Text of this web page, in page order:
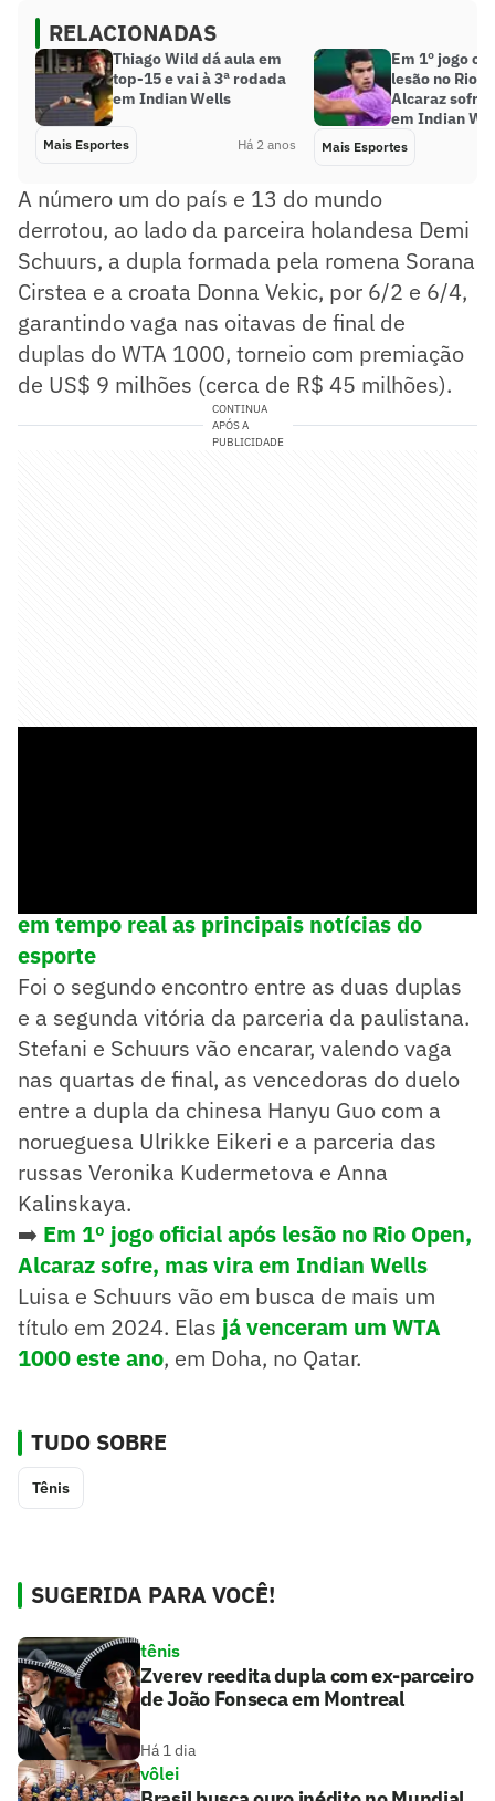
RELACIONADAS
Thiago Wild dá aula em
top-15 e vai à 3ª rodada
em Indian Wells
Mais Esportes Há 2 anos
Em 1º jogo
lesão no Rio
Alcaraz
em Indian
Mais Esportes
A número um do país e 13 do mundo
derrotou, ao lado da parceira holandesa Demi
Schuurs, a dupla formada pela romena Sorana
Cirstea e a croata Donna Vekic, por 6/2 e 6/4,
garantindo vaga nas oitavas de final de
duplas do WTA 1000, torneio com premiação
de US$ 9 milhões (cerca de R$ 45 milhões).
CONTINUA
APÓS A
PUBLICIDADE
em tempo real as principais notícias do
esporte
Foi o segundo encontro entre as duas duplas
e a segunda vitória da parceria da paulistana.
Stefani e Schuurs vão encarar, valendo vaga
nas quartas de final, as vencedoras do duelo
entre a dupla da chinesa Hanyu Guo com a
norueguesa Ulrikke Eikeri e a parceria das
russas Veronika Kudermetova e Anna
Kalinskaya.
➡️ Em 1º jogo oficial após lesão no Rio Open,
Alcaraz sofre, mas vira em Indian Wells
Luisa e Schuurs vão em busca de mais um
título em 2024. Elas já venceram um WTA
1000 este ano, em Doha, no Qatar.
TUDO SOBRE
Tênis
SUGERIDA PARA VOCÊ!
tênis
Zverev reedita dupla com ex-parceiro
de João Fonseca em Montreal
Há 1 dia
vôlei